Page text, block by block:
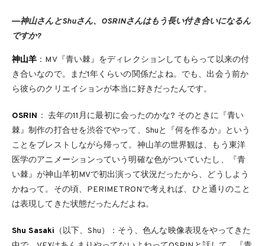
―神山さんとShuさん、OSRINさんはもう長い付き合いになるん
ですか?
神山羊 ：MV『青い棘』をディレクションしてもらって以来の付
き合いなので。まだ1年くらいの関係だよね。でも、出会う前か
ら彼らのクリエイションが本当に好きだったんです。
OSRIN ： 去年の11月に最初に会ったのかな? そのときに『青い
棘』制作の打合せを渋谷でやって、Shuと『何を作るか』という
ことをブレストしながら帰って。神山羊の世界観は、もう東洋
医学のアニメーションっていう明確な色がついていたし、『青
い棘』が神山羊初MVで初出演って状況だったから、どうしよう
かねって。その頃、PERIMETRONで考えれば、ひと通りのこと
は表現してきた状態だったんだよね。
Shu Sasaki （以下、Shu）：そう、色んな映像表現をやってきた